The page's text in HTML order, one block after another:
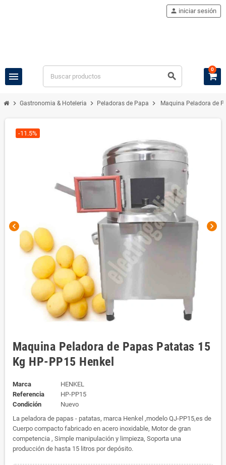
menu search
person iniciar sesión
0
chevron_right Gastronomia & Hoteleria chevron_right Peladoras de Papa chevron_right Maquina Peladora de
chevron_left chevron_right
-11.5%
Maquina Peladora de Papas Patatas 15
Kg HP-PP15 Henkel
Marca
HENKEL
Referencia
HP-PP15
Condición
Nuevo
La peladora de papas - patatas, marca Henkel ,modelo QJ-PP15,es de
Cuerpo compacto fabricado en acero inoxidable, Motor de gran
competencia , Simple manipulación y limpieza, Soporta una
producción de hasta 15 litros por depósito.